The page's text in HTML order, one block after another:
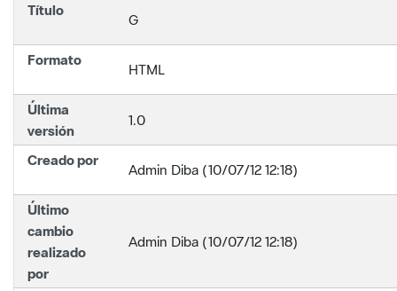
Título
G
Formato
HTML
Última
versión
1.0
Creado por
Admin Diba (10/07/12 12:18)
Último
cambio
realizado
por
Admin Diba (10/07/12 12:18)